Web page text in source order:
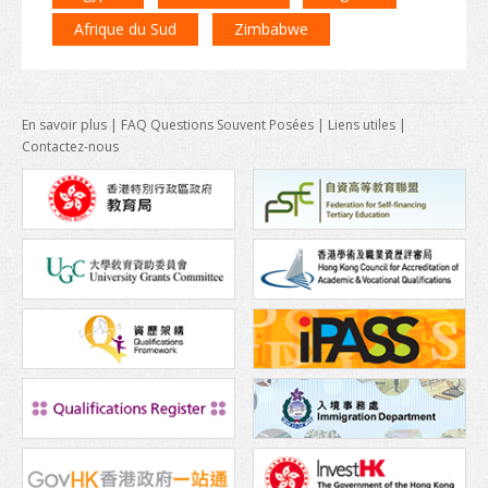
Habiter à Hong Kong
Hébergement
Services d’asssistance
Entrée des personnes à charge des étudiants non-locaux
Coût de la vie
Santé et sécurité
Aspects financiers
Télécommunications
Afrique du Sud
Zimbabwe
En savoir plus | FAQ Questions Souvent Posées | Liens utiles |
Contactez-nous